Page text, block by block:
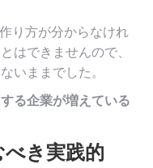
り方が分からなけれ
はできませんので、
いままでした。
る企業が増えている
き実践的